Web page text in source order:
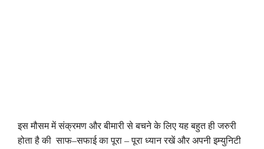
इस मौसम में संक्रमण और बीमारी से बचने के लिए यह बहुत ही जरुरी
होता है की साफ–सफाई का पूरा –पूरा ध्यान रखें और अपनी इम्युनिटी